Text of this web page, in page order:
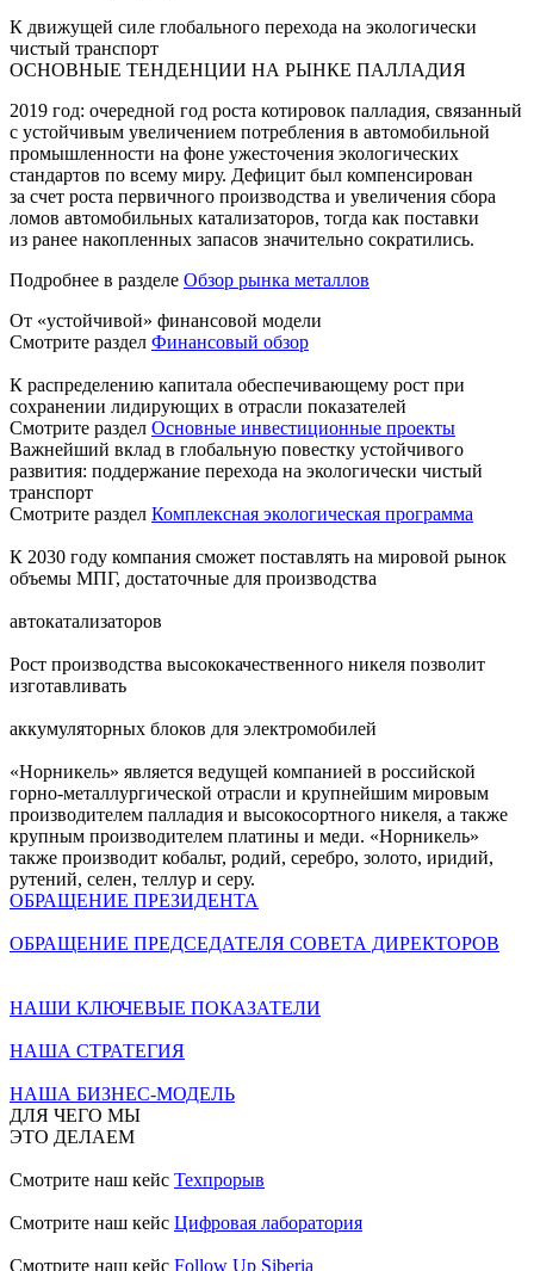
К движущей силе глобального перехода на экологически
чистый транспорт
ОСНОВНЫЕ ТЕНДЕНЦИИ НА РЫНКЕ ПАЛЛАДИЯ
2019 год: очередной год роста котировок палладия, связанный
с устойчивым увеличением потребления в автомобильной
промышленности на фоне ужесточения экологических
стандартов по всему миру. Дефицит был компенсирован
за счет роста первичного производства и увеличения сбора
ломов автомобильных катализаторов, тогда как поставки
из ранее накопленных запасов значительно сократились.
Подробнее в разделе Обзор рынка металлов
От «устойчивой» финансовой модели
Смотрите раздел Финансовый обзор
К распределению капитала обеспечивающему рост при
сохранении лидирующих в отрасли показателей
Смотрите раздел Основные инвестиционные проекты
Важнейший вклад в глобальную повестку устойчивого
развития: поддержание перехода на экологически чистый
транспорт
Смотрите раздел Комплексная экологическая программа
К 2030 году компания сможет поставлять на мировой рынок
объемы МПГ, достаточные для производства
автокатализаторов
Рост производства высококачественного никеля позволит
изготавливать
аккумуляторных блоков для электромобилей
«Норникель» является ведущей компанией в российской
горно-металлургической отрасли и крупнейшим мировым
производителем палладия и высокосортного никеля, а также
крупным производителем платины и меди. «Норникель»
также производит кобальт, родий, серебро, золото, иридий,
рутений, селен, теллур и серу.
ОБРАЩЕНИЕ ПРЕЗИДЕНТА
ОБРАЩЕНИЕ ПРЕДСЕДАТЕЛЯ СОВЕТА ДИРЕКТОРОВ
НАШИ КЛЮЧЕВЫЕ ПОКАЗАТЕЛИ
НАША СТРАТЕГИЯ
НАША БИЗНЕС-МОДЕЛЬ
ДЛЯ ЧЕГО МЫ
ЭТО ДЕЛАЕМ
Смотрите наш кейс Техпрорыв
Смотрите наш кейс Цифровая лаборатория
Смотрите наш кейс Follow Up Siberia